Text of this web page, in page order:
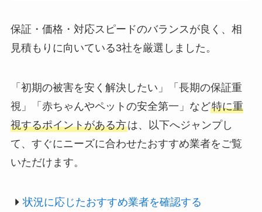
保証・価格・対応スピードのバランスが良く、相
見積もりに向いている3社を厳選しました。
「初期の被害を安く解決したい」「長期の保証重
視」「赤ちゃんやペットの安全第一」など特に重
視するポイントがある方は、以下へジャンプし
て、すぐにニーズに合わせたおすすめ業者をご覧
いただけます。
状況に応じたおすすめ業者を確認する